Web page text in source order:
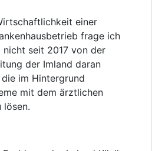
einer
frage ich
nicht seit 2017 von der
der Imland daran
im Hintergrund
mit dem ärztlichen
lösen.